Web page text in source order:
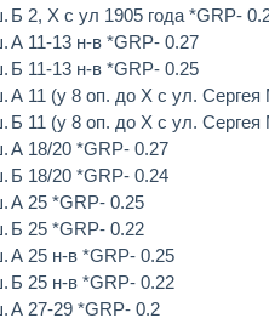
Б 2, Х с ул 1905 года *GRP-
А 11-13 н-в *GRP- 0.27
Б 11-13 н-в *GRP- 0.25
А 11 (у 8 оп. до Х с ул.
Б 11 (у 8 оп. до Х с ул.
А 18/20 *GRP- 0.27
Б 18/20 *GRP- 0.24
А 25 *GRP- 0.25
Б 25 *GRP- 0.22
А 25 н-в *GRP- 0.25
Б 25 н-в *GRP- 0.22
А 27-29 *GRP- 0.2